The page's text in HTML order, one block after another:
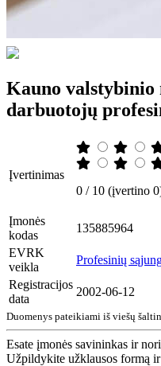
Kauno
darbuotojų
Įvertinimas
0 / 10 (įvertino
Įmonės
kodas
135885964
EVRK
veikla
Profesinių
Registracijos
data
2002-06-12
Duomenys pateikiami iš viešų
Esate įmonės savininkas ir
Užpildykite užklausos formą